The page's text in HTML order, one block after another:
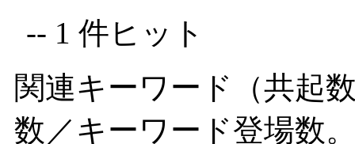
-- 1 件ヒット
関連キーワード（共起
数／キーワード登場数